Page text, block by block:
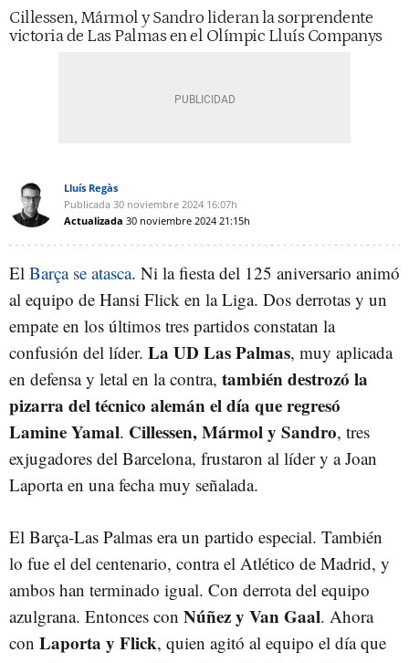
Cillessen, Mármol y Sandro lideran la sorprendente
victoria de Las Palmas en el Olímpic Lluís Companys
Lluís Regàs
Publicada 30 noviembre 2024 16:07h
Actualizada 30 noviembre 2024 21:15h
El Barça se atasca. Ni la fiesta del 125 aniversario animó
al equipo de Hansi Flick en la Liga. Dos derrotas y un
empate en los últimos tres partidos constatan la
confusión del líder. La UD Las Palmas, muy aplicada
en defensa y letal en la contra, también destrozó la
pizarra del técnico alemán el día que regresó
Lamine Yamal. Cillessen, Mármol y Sandro, tres
exjugadores del Barcelona, frustaron al líder y a Joan
Laporta en una fecha muy señalada.
El Barça-Las Palmas era un partido especial. También
lo fue el del centenario, contra el Atlético de Madrid, y
ambos han terminado igual. Con derrota del equipo
azulgrana. Entonces con Núñez y Van Gaal. Ahora
con Laporta y Flick, quien agitó al equipo el día que